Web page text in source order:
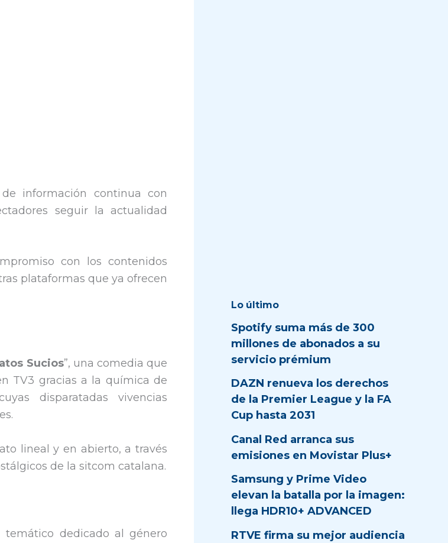
información continua con
seguir la actualidad
con los contenidos
plataformas que ya ofrecen
Sucios”, una comedia que
TV3 gracias a la química de
disparatadas vivencias
lineal y en abierto, a través
de la sitcom catalana.
temático dedicado al género
Lo último
Spotify suma más de 300
millones de abonados a su
servicio prémium
DAZN renueva los derechos
de la Premier League y la FA
Cup hasta 2031
Canal Red arranca sus
emisiones en Movistar Plus+
Samsung y Prime Video
elevan la batalla por la imagen:
llega HDR10+ ADVANCED
RTVE firma su mejor audiencia